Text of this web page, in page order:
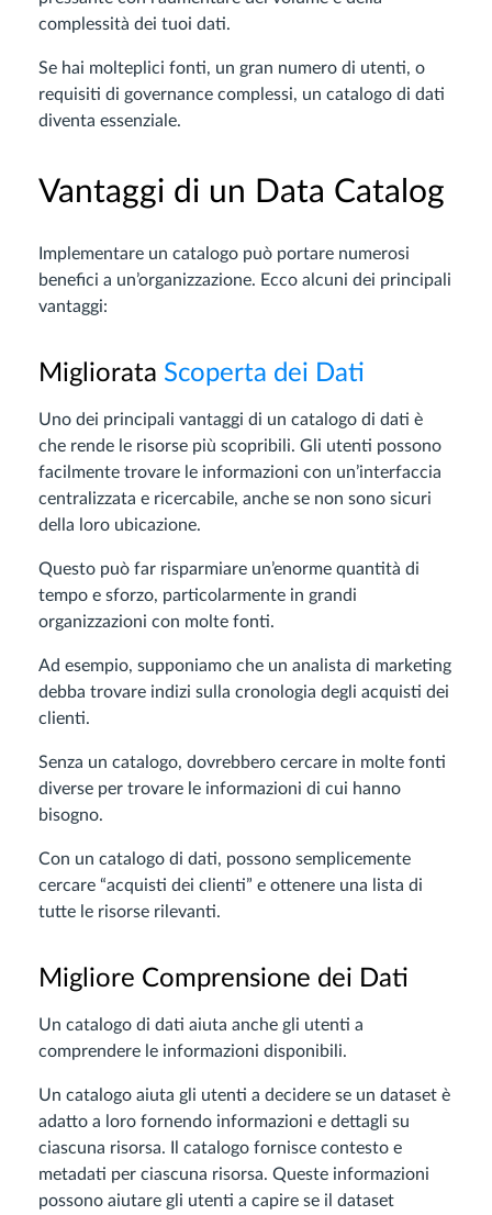
complessità dei tuoi dati.
Se hai molteplici fonti, un gran numero di utenti, o
requisiti di governance complessi, un catalogo di dati
diventa essenziale.
Vantaggi di un Data Catalog
Implementare un catalogo può portare numerosi
benefici a un’organizzazione. Ecco alcuni dei principali
vantaggi:
Migliorata Scoperta dei Dati
Uno dei principali vantaggi di un catalogo di dati è
che rende le risorse più scopribili. Gli utenti possono
facilmente trovare le informazioni con un’interfaccia
centralizzata e ricercabile, anche se non sono sicuri
della loro ubicazione.
Questo può far risparmiare un’enorme quantità di
tempo e sforzo, particolarmente in grandi
organizzazioni con molte fonti.
Ad esempio, supponiamo che un analista di marketing
debba trovare indizi sulla cronologia degli acquisti dei
clienti.
Senza un catalogo, dovrebbero cercare in molte fonti
diverse per trovare le informazioni di cui hanno
bisogno.
Con un catalogo di dati, possono semplicemente
cercare “acquisti dei clienti” e ottenere una lista di
tutte le risorse rilevanti.
Migliore Comprensione dei Dati
Un catalogo di dati aiuta anche gli utenti a
comprendere le informazioni disponibili.
Un catalogo aiuta gli utenti a decidere se un dataset è
adatto a loro fornendo informazioni e dettagli su
ciascuna risorsa. Il catalogo fornisce contesto e
metadati per ciascuna risorsa. Queste informazioni
possono aiutare gli utenti a capire se il dataset